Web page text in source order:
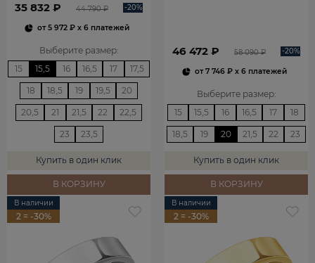
35 832 ₽ 44 790 ₽ -20%
от5 972 ₽x 6 платежей
Выберите размер:
15
15,5 16 16,5 17 17,5
18 18,5 19 19,5 20
20,5 21 21,5 22 22,5
23 23,5
Купить в один клик
В КОРЗИНУ
46 472 ₽ 58 090 ₽ -20%
от7 746 ₽x 6 платежей
Выберите размер:
15
15,5 16 16,5 17 18
18,5 19 20 21,5 22 23
Купить в один клик
В КОРЗИНУ
В наличии
2 = -30%
В наличии
2 = -30%